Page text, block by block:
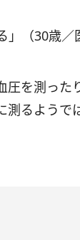
」（30歳／
圧を測った
測るようで